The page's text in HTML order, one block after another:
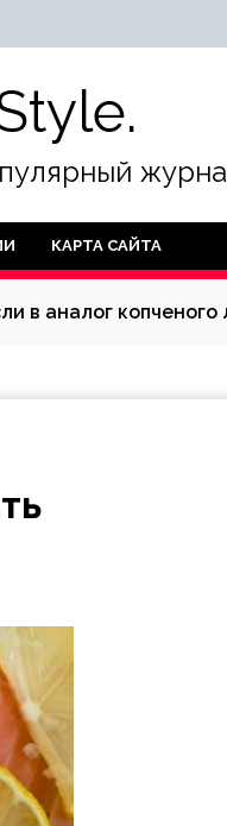
КАРТА САЙТА
в аналог копченого